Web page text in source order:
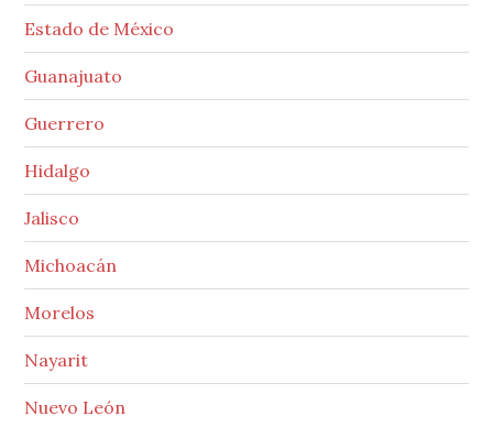
Estado de México
Guanajuato
Guerrero
Hidalgo
Jalisco
Michoacán
Morelos
Nayarit
Nuevo León